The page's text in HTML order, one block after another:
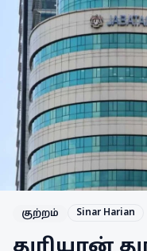
குற்றம் Sinar Harian